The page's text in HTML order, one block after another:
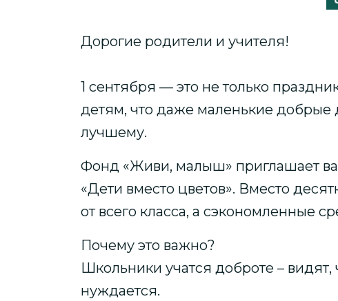
Дорогие родители и учителя!
1 сентября — это не только
детям, что даже маленькие добрые
лучшему.
Фонд «Живи, малыш» приглашает
«Дети вместо цветов». Вместо
от всего класса, а сэкономленные
Почему это важно?
Школьники учатся доброте – видят,
нуждается.